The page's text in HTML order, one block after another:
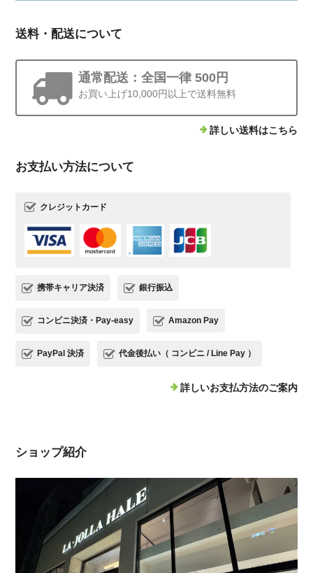
送料・配送について
通常配送：全国一律 500円
お買い上げ10,000円以上で送料無料
詳しい送料はこちら
お支払い方法について
クレジットカード
携帯キャリア決済 銀行振込
コンビニ決済・Pay-easy Amazon Pay
PayPal 決済 代金後払い（ コンビニ / Line Pay ）
詳しいお支払方法のご案内
ショップ紹介